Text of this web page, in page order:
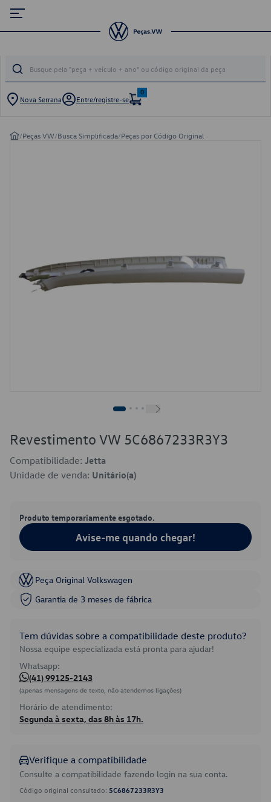
Nova Serrana Entre/registre-se
0
/Peças VW/Busca Simplificada/Peças por Código Original
Revestimento VW 5C6867233R3Y3
Compatibilidade: Jetta
Unidade de venda: Unitário(a)
Produto temporariamente esgotado.
Avise-me quando chegar!
Peça Original Volkswagen
Garantia de 3 meses de fábrica
Tem dúvidas sobre a compatibilidade deste produto?
Nossa equipe especializada está pronta para ajudar!
Whatsapp:
(41) 99125-2143
(apenas mensagens de texto, não atendemos ligações)
Horário de atendimento:
Segunda à sexta, das 8h às 17h.
Verifique a compatibilidade
Consulte a compatibilidade fazendo login na sua conta.
Código original consultado: 5C6867233R3Y3